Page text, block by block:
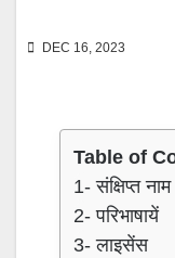
DEC 16, 2023
Table of
1- संक्षिप्त
2- परिभाषायें
3- लाइसेंस